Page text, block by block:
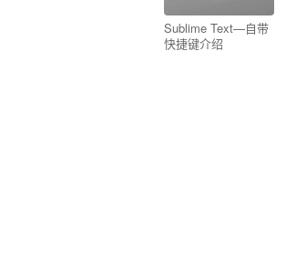
Sublime Text—自带
快捷键介绍